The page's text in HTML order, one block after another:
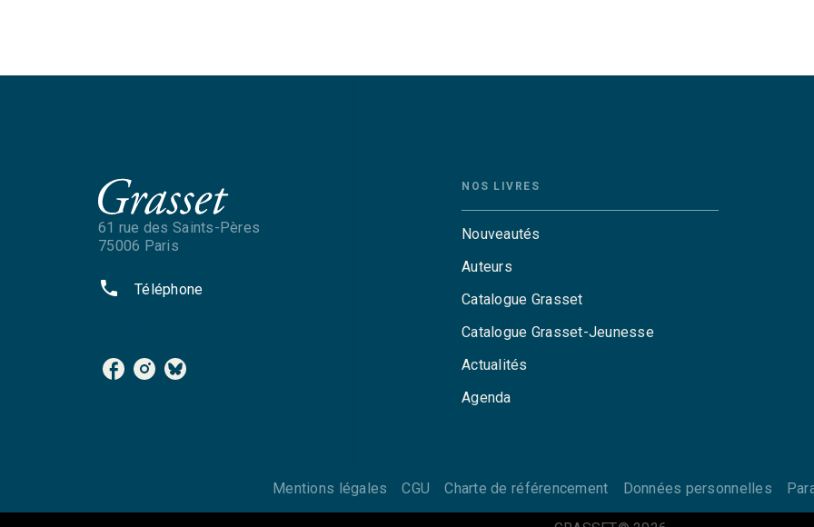
61 rue des Saints-Pères
75006 Paris
phone Téléphone
NOS LIVRES
Nouveautés
Auteurs
Catalogue Grasset
Catalogue Grasset-Jeunesse
Actualités
Agenda
Mentions légales CGU Charte de référencement Données personnelles